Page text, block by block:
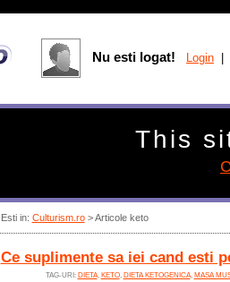
Esti in: Culturism.ro> Articole keto
Ce suplimente sa iei cand esti
TAG-URI: DIETA, KETO, DIETA KETOGENICA, MASA
Nu esti logat! Login
This